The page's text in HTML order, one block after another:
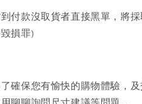
付款沒取貨者直接黑單，將
損罪)
確保您有愉快的購物體驗，